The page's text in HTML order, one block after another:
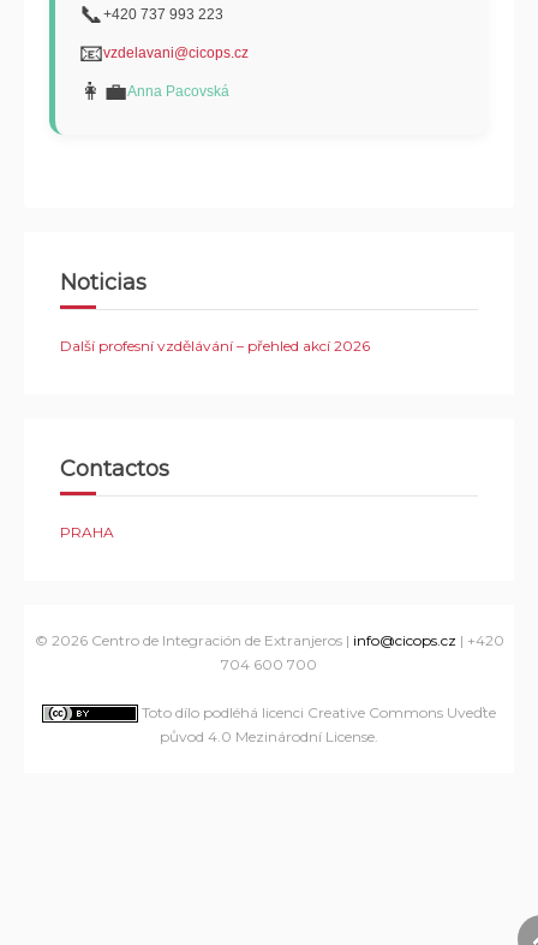
📞+420 737 993 223
📧vzdelavani@cicops.cz
👩‍💼Anna Pacovská
Noticias
Další profesní vzdělávání – přehled akcí 2026
Contactos
PRAHA
© 2026 Centro de Integración de Extranjeros| info@cicops.cz | +420
704 600 700
Toto dílo podléhá licenci Creative Commons Uveďte
původ 4.0 Mezinárodní License.